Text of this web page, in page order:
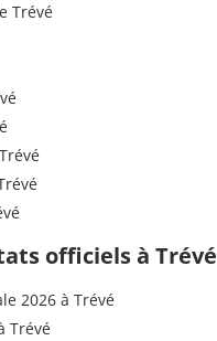
Trévé
officiels à Trévé
2026 à Trévé
Trévé